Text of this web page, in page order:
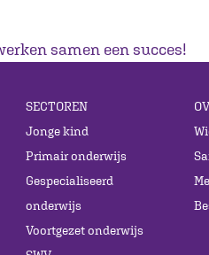
samen een succes!
SECTOREN
Jonge kind
Primair onderwijs
Gespecialiseerd
onderwijs
Voortgezet onderwijs